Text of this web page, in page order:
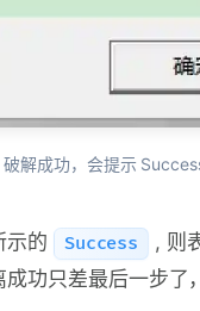
破解成功，会提示
示的 Success
, 则
成功只差最后一步了